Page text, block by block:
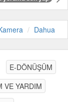
Dahua
E-DÖNÜŞÜM
VE YARDIM